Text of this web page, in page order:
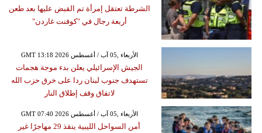
الشرطة تعتقل إمرأة تم القبض عليها بعد طعن
أربعة رجال في "كوفنت غاردن"
GMT 13:18 2026 الأربعاء ,05 آب / أغسطس
الجيش الإسرائيلي يعلن بدء موجة هجمات
تستهدف جنوب لبنان ردا على خرق حزب الله
لاتفاق وقف إطلاق النار
GMT 07:40 2026 الأربعاء ,05 آب / أغسطس
أمن السواحل الليبية ينقذ 29 مهاجرًا غير